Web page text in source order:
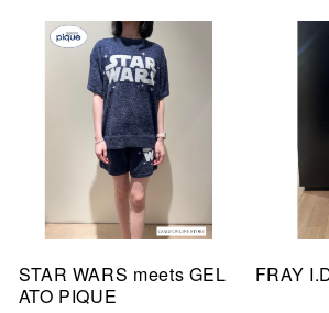
STAR WARS meets GEL
ATO PIQUE
FRAY